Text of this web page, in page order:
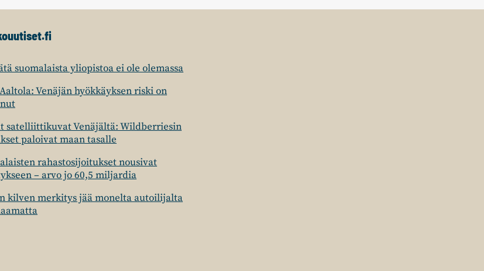
suomalaista yliopistoa ei ole olemassa
Venäjän hyökkäyksen riski on
satelliittikuvat Venäjältä: Wildberriesin
paloivat maan tasalle
rahastosijoitukset nousivat
– arvo jo 60,5 miljardia
kilven merkitys jää monelta autoilijalta